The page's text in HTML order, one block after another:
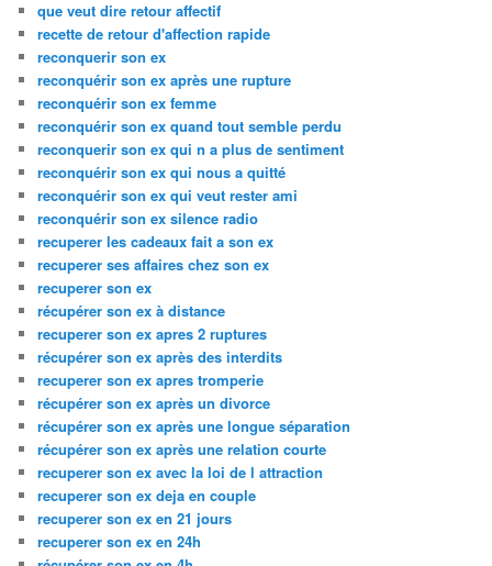
que veut dire retour affectif
recette de retour d'affection rapide
reconquerir son ex
reconquérir son ex après une rupture
reconquérir son ex femme
reconquérir son ex quand tout semble perdu
reconquerir son ex qui n a plus de sentiment
reconquérir son ex qui nous a quitté
reconquérir son ex qui veut rester ami
reconquérir son ex silence radio
recuperer les cadeaux fait a son ex
recuperer ses affaires chez son ex
recuperer son ex
récupérer son ex à distance
recuperer son ex apres 2 ruptures
récupérer son ex après des interdits
recuperer son ex apres tromperie
récupérer son ex après un divorce
récupérer son ex après une longue séparation
récupérer son ex après une relation courte
recuperer son ex avec la loi de l attraction
recuperer son ex deja en couple
recuperer son ex en 21 jours
recuperer son ex en 24h